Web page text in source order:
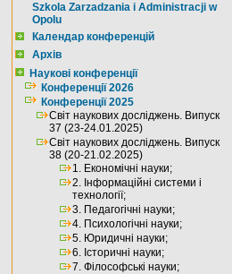
Szkola Zarzadzania i Administracji w
Opolu
Календар конференцій
Архів
Наукові конференції
Конференції 2026
Конференції 2025
Світ наукових досліджень. Випуск
37 (23-24.01.2025)
Світ наукових досліджень. Випуск
38 (20-21.02.2025)
1. Економічні науки;
2. Інформаційні системи і
технології;
3. Педагогічні науки;
4. Психологічні науки;
5. Юридичні науки;
6. Історичні науки;
7. Філософські науки;